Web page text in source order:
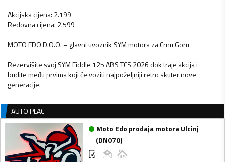
Akcijska cijena: 2.199
Redovna cijena: 2.599
MOTO EDO D.O.O. – glavni uvoznik SYM motora za Crnu Goru
Rezervišite svoj SYM Fiddle 125 ABS TCS 2026 dok traje akcija i
budite među prvima koji će voziti najpoželjniji retro skuter nove
generacije.
AUTO PLAC
Moto Edo prodaja motora Ulcinj
(DN070)